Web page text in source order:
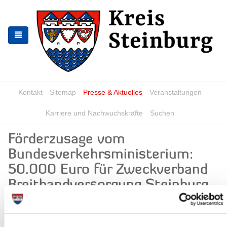
springen
springen
Kontakt Sitemap Presse & Aktuelles Veranstaltungen
Karriere und Nachwuchskräfte Suchen
Förderzusage vom
Bundesverkehrsministerium:
50.000 Euro für Zweckverband
Breitbandversorgung Steinburg
News - Meldungen
Von links nach rechts: Alexander